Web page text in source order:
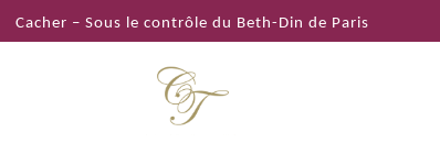
Cacher – Sous le contrôle du Beth-Din de Paris